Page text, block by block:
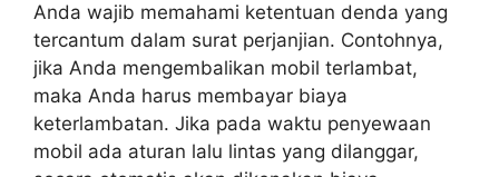
Anda wajib memahami ketentuan denda yang
tercantum dalam surat perjanjian. Contohnya,
jika Anda mengembalikan mobil terlambat,
maka Anda harus membayar biaya
keterlambatan. Jika pada waktu penyewaan
mobil ada aturan lalu lintas yang dilanggar,